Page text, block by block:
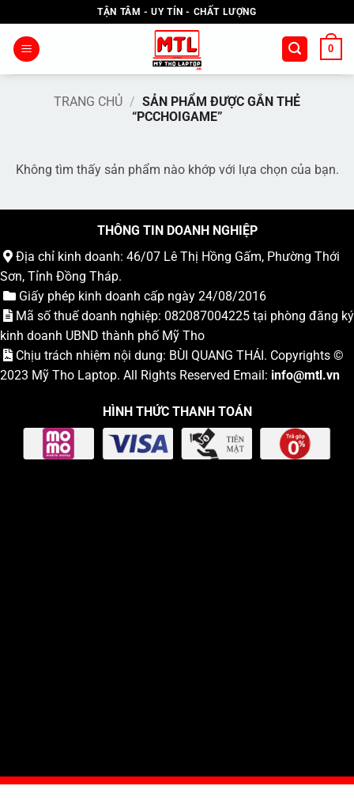
qua
nội
TẬN TÂM - UY TÍN - CHẤT LƯỢNG
0
TRANG CHỦ / SẢN PHẨM ĐƯỢC GẮN THẺ
“PCCHOIGAME”
Không tìm thấy sản phẩm nào khớp với lựa chọn của bạn.
THÔNG TIN DOANH NGHIỆP
Địa chỉ kinh doanh: 46/07 Lê Thị Hồng Gấm, Phường Thới
Sơn, Tỉnh Đồng Tháp.
Giấy phép kinh doanh cấp ngày 24/08/2016
Mã số thuế doanh nghiệp: 082087004225 tại phòng đăng ký
kinh doanh UBND thành phố Mỹ Tho
Chịu trách nhiệm nội dung: BÙI QUANG THÁI. Copyrights ©
2023 Mỹ Tho Laptop. All Rights Reserved Email: info@mtl.vn
HÌNH THỨC THANH TOÁN